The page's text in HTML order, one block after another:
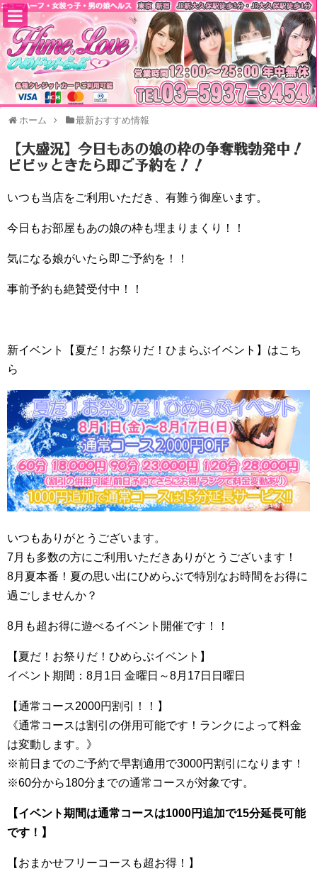
ホーム 最新おすすめ情報
【大盛況】今日もあの娘の枠の争奪戦勃発中！
ビビッときたら即ご予約を！！
いつも当店をご利用いただき、有難う御座います。
今日もお部屋もあの娘の枠も埋まりまくり！！
気になる娘がいたら即ご予約を！！
事前予約も絶賛受付中！！
新イベント【夏だ！お祭りだ！ひまらぶイベント】はこち
ら
いつもありがとうございます。
7月も多数の方にご利用いただきありがとうございます！
8月夏本番！夏の思い出にひめらぶで特別なお時間をお得に
過ごしませんか？
8月も超お得に遊べるイベント開催です！！
【夏だ！お祭りだ！ひめらぶイベント】
イベント期間：8月1日 金曜日～8月17日日曜日
【通常コース2000円割引！！】
《通常コースは割引の併用可能です！ランクによって料金
は変動します。》
※前日までのご予約で早割適用で3000円割引になります！
※60分から180分までの通常コースが対象です。
【イベント期間は通常コースは1000円追加で15分延長可能
です！】
【おまかせフリーコースも超お得！】